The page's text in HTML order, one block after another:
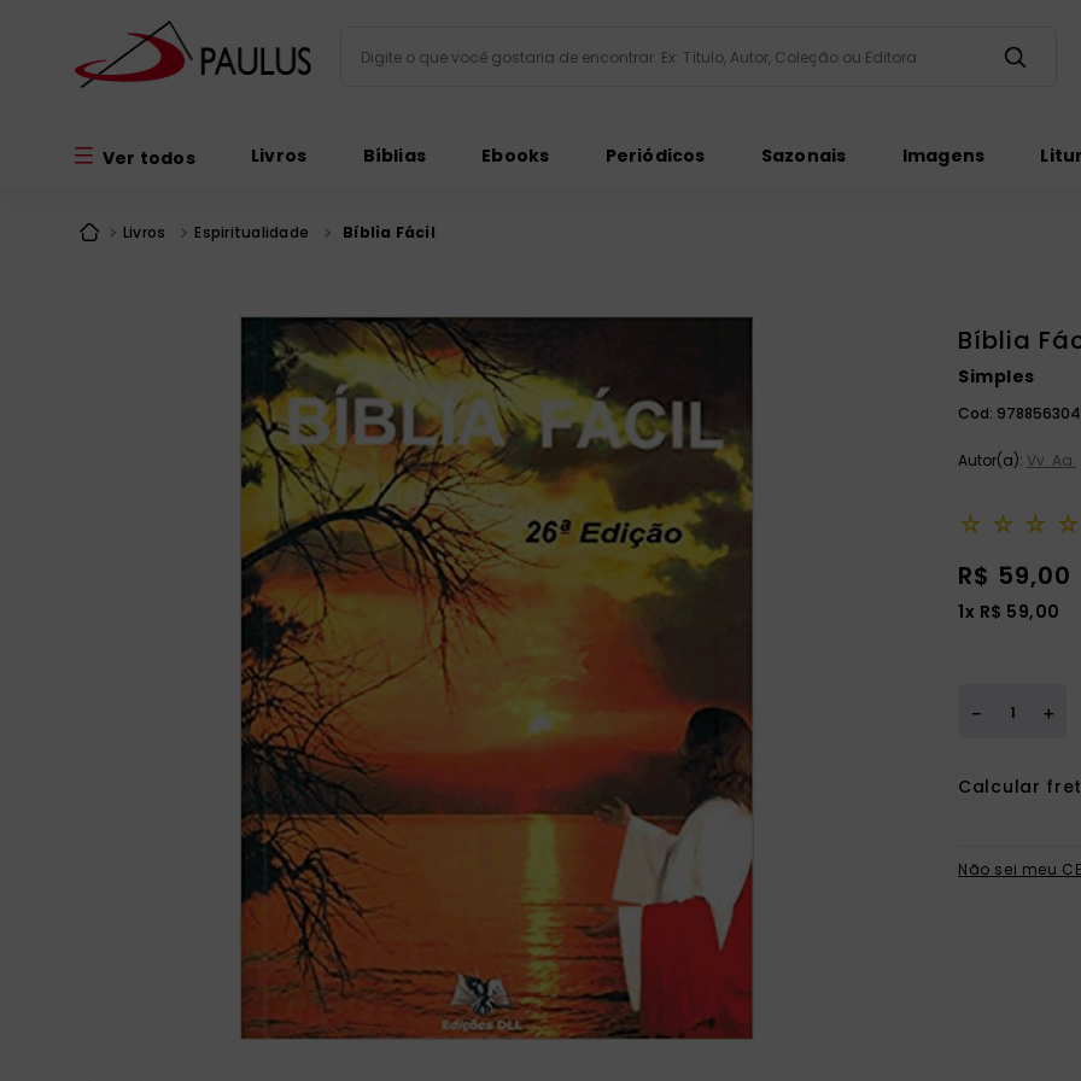
Ver todos Livros Bíblias Ebooks Periódicos Sazonais Imagens
Livros Espiritualidade Bíblia Fácil
Bíblia
Simples
Cod:
Autor(a): Vv. Aa.
☆ ☆ ☆ ☆
R$ 59,00
1x R$ 59,00
＋
－
Não sei meu
5º imagens
6 bíblia jerusalém
7º biblia pastoral
patristica
9º catequese
10 liturgia horas